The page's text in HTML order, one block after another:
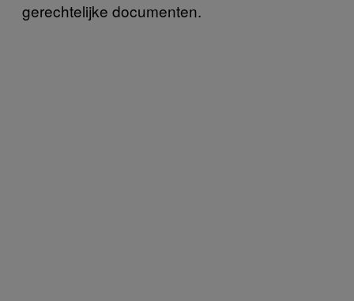
gerechtelijke documenten.